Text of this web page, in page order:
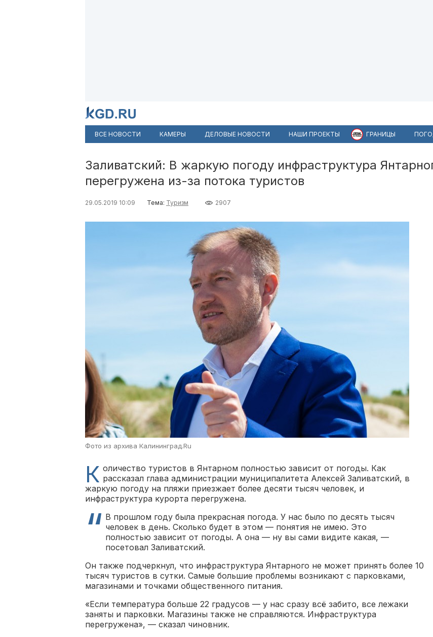
ВСЕ НОВОСТИ КАМЕРЫ ДЕЛОВЫЕ НОВОСТИ НАШИ ПРОЕКТЫ ГРАНИЦЫ
Заливатский: В жаркую погоду инфраструктура
перегружена из-за потока туристов
29.05.2019 10:09 Тема: Туризм 2907
Фото из архива Калининград.Ru
К оличество туристов в Янтарном полностью зависит от погоды. Как
рассказал глава администрации муниципалитета Алексей Заливатский, в
жаркую погоду на пляжи приезжает более десяти тысяч человек, и
инфраструктура курорта перегружена.
В прошлом году была прекрасная погода. У нас было по десять тысяч
человек в день. Сколько будет в этом — понятия не имею. Это
полностью зависит от погоды. А она — ну вы сами видите какая, —
посетовал Заливатский.
Он также подчеркнул, что инфраструктура Янтарного не может принять более 10
тысяч туристов в сутки. Самые большие проблемы возникают с парковками,
магазинами и точками общественного питания.
«Если температура больше 22 градусов — у нас сразу всё забито, все лежаки
заняты и парковки. Магазины также не справляются. Инфраструктура
перегружена», — сказал чиновник.